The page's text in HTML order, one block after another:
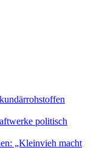
politisch
„Kleinvieh macht